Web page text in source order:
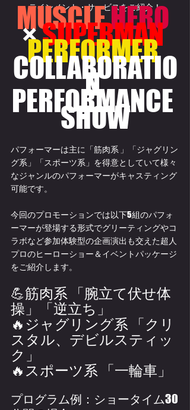
テインメント・サービスをご紹介！
MUSCLEHERO
× SUPERMAN
PERFORMER
COLLABORATIO
N
PERFORMANCE
SHOW
パフォーマーは主に「筋肉系 」「ジャグリン
グ系」「スポーツ系」を得意としていて様々
なジャンルのパフォーマーがキャスティング
可能です。
今回のプロモーションでは以下5組のパフォ
ーマーが登場する形式でグリーティングやコ
ラボなど参加体験型の企画演出も交えた超人
プロのヒーローショー＆イベントパッケージ
をご紹介します。
💪筋肉系 「腕立て伏せ体
操」「逆立ち」
🔥ジャグリング系 「クリ
スタル、デビルスティッ
ク」
🔥スポーツ系 「一輪車」
プログラム例：ショータイム30